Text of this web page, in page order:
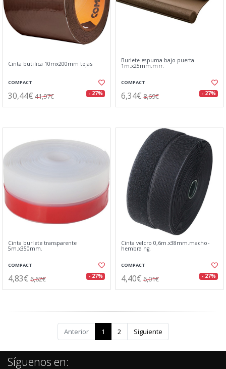
Cinta butilica 10mx200mm tejas
COMPACT
30,44€ 41,97€ - 27%
Burlete espuma bajo puerta
1m.x25mm.mrr.
COMPACT
6,34€ 8,69€ - 27%
Cinta burlete transparente
5m.x350mm.
COMPACT
4,83€ 6,62€ - 27%
Cinta velcro 0,6m.x38mm.macho-
hembra ng.
COMPACT
4,40€ 6,01€ - 27%
Anterior 1 2 Siguiente
Síguenos en: